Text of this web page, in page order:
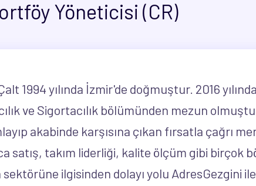
Yöneticisi (CR)
1994 yılında İzmir'de doğmuştur. 2016
ve Sigortacılık bölümünden mezun
akabinde karşısına çıkan fırsatla çağrı
satış, takım liderliği, kalite ölçüm gibi birçok
sektörüne ilgisinden dolayı yolu AdresGezgini